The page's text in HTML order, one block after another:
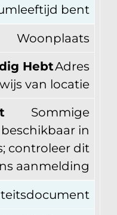
bent
Woonplaats
HebtAdres
van locatie
Sommige
in
controleer dit
aanmelding